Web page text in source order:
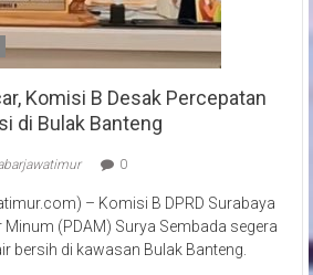
Komisi B Desak Percepatan
di Bulak Banteng
0
– Komisi B DPRD Surabaya
(PDAM) Surya Sembada segera
bersih di kawasan Bulak Banteng.